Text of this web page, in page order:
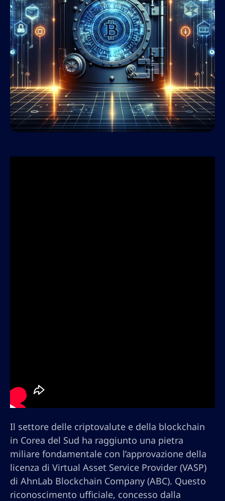
Il settore delle criptovalute e della blockchain
in Corea del Sud ha raggiunto una pietra
miliare fondamentale con l’approvazione della
licenza di Virtual Asset Service Provider (VASP)
di AhnLab Blockchain Company (ABC). Questo
riconoscimento ufficiale, concesso dalla